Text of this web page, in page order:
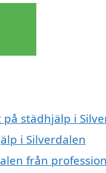
städhjälp i
i Silverdalen
från